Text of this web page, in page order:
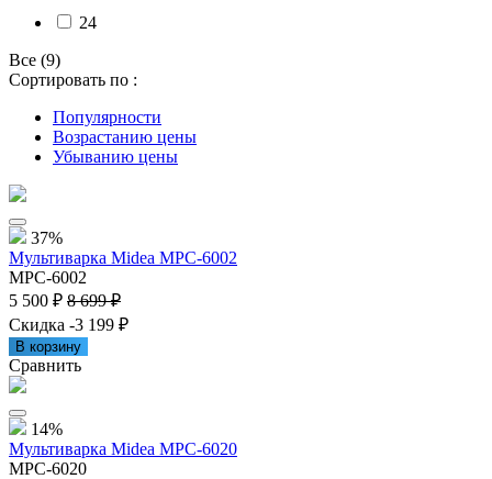
24
Все (9)
Сортировать по :
Популярности
Возрастанию цены
Убыванию цены
37%
Мультиварка Midea MPC-6002
MPC-6002
5 500 ₽ 8 699 ₽
Скидка -3 199 ₽
В корзину
Сравнить
14%
Мультиварка Midea MPC-6020
MPC-6020